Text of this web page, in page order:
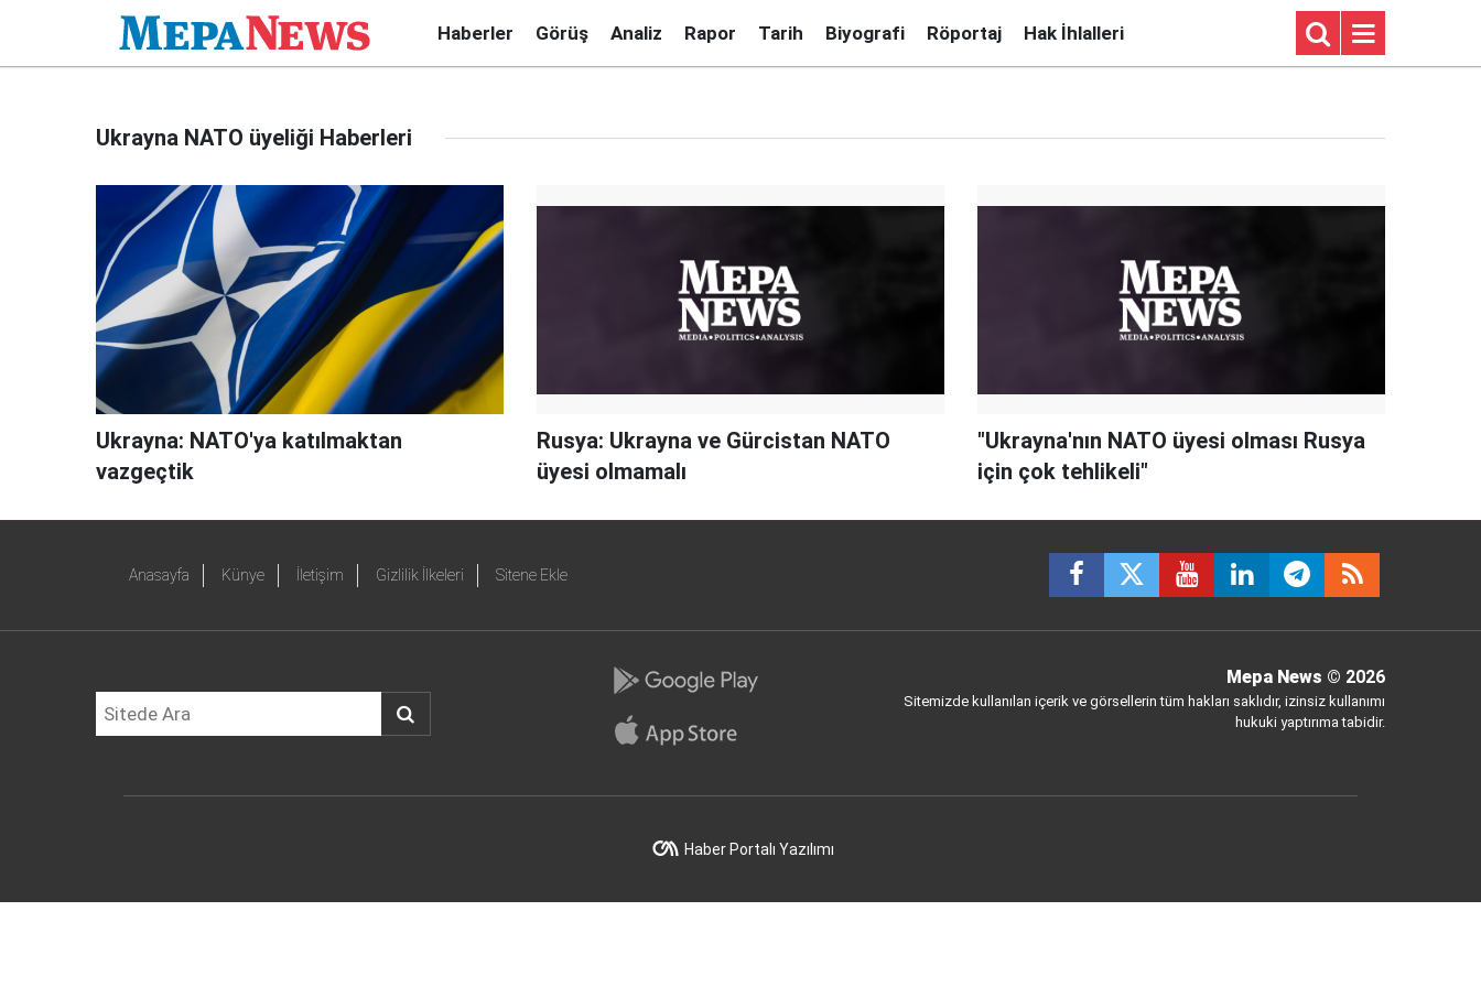
Haberler Görüş Analiz Rapor Tarih Biyografi Röportaj Hak İhlalleri
Ukrayna NATO üyeliği Haberleri
Ukrayna: NATO'ya katılmaktan
vazgeçtik
Rusya: Ukrayna ve Gürcistan NATO
üyesi olmamalı
"Ukrayna'nın NATO üyesi olması Rusya
için çok tehlikeli"
Anasayfa Künye İletişim Gizlilik İlkeleri Sitene Ekle
Mepa News © 2026
Sitemizde kullanılan içerik ve görsellerin tüm hakları saklıdır, izinsiz kullanımı
hukuki yaptırıma tabidir.
Haber Portalı Yazılımı